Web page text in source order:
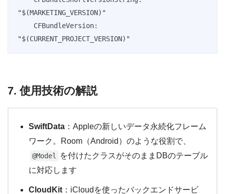
"$(MARKETING_VERSION)"
"$(CURRENT_PROJECT_VERSION)"
7. 使用技術の解説
SwiftData ：Appleの新しいデータ永続化フレーム
ワーク。Room（Android）のような役割で、
@Model
を付けたクラスがそのままDBのテーブル
に対応します
CloudKit ：iCloudを使ったバックエンドサービ